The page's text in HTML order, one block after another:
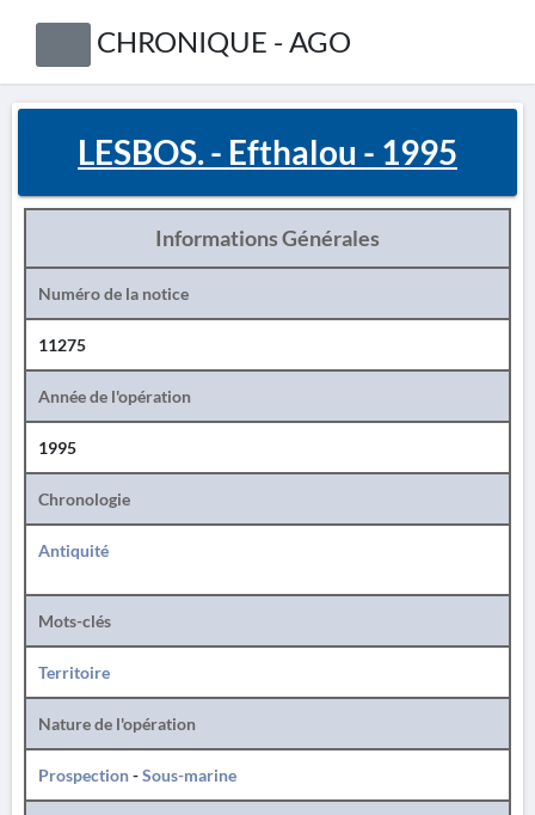
CHRONIQUE - AGO
LESBOS. - Efthalou - 1995
Informations Générales
Numéro de la notice
11275
Année de l'opération
1995
Chronologie
Antiquité
Mots-clés
Territoire
Nature de l'opération
Prospection-Sous-marine